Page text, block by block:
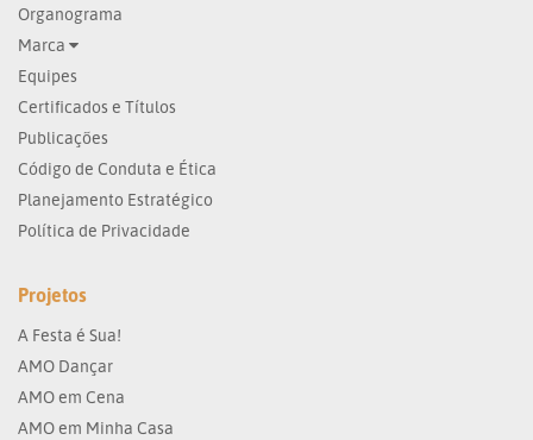
Organograma
Marca
Equipes
Certificados e Títulos
Publicações
Código de Conduta e Ética
Planejamento Estratégico
Política de Privacidade
Projetos
A Festa é Sua!
AMO Dançar
AMO em Cena
AMO em Minha Casa